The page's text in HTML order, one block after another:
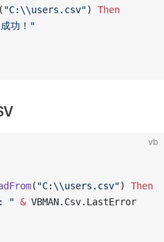
( "C:\\users.csv") Then
功！"
vb
( "C:\\users.csv") Then
: " & VBMAN.Csv.LastError